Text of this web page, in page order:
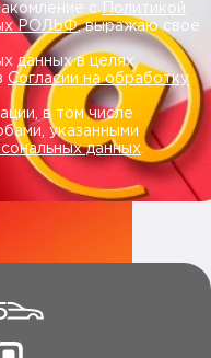
сПолитикой
РОЛЬФ, выражаю свое
данных в целях
Согласии на обработку
в том числе
указанными
данных